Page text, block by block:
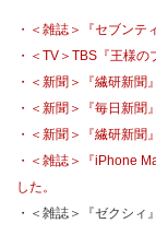
・＜雑誌＞『セブンテ
・＜TV＞TBS『王様
・＜新聞＞『繊研新聞
・＜新聞＞『毎日新聞
・＜新聞＞『繊研新聞
・＜雑誌＞『iPhone
した。
・＜雑誌＞『ゼクシィ